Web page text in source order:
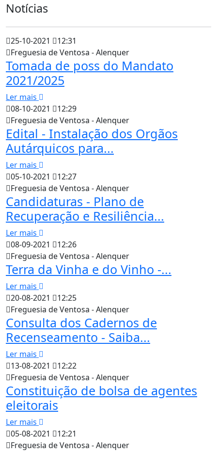
Notícias
25-10-2021
12:31
Freguesia de Ventosa - Alenquer
Tomada de poss do Mandato
2021/2025
Ler mais
08-10-2021
12:29
Freguesia de Ventosa - Alenquer
Edital - Instalação dos Orgãos
Autárquicos para...
Ler mais
05-10-2021
12:27
Freguesia de Ventosa - Alenquer
Candidaturas - Plano de
Recuperação e Resiliência...
Ler mais
08-09-2021
12:26
Freguesia de Ventosa - Alenquer
Terra da Vinha e do Vinho -...
Ler mais
20-08-2021
12:25
Freguesia de Ventosa - Alenquer
Consulta dos Cadernos de
Recenseamento - Saiba...
Ler mais
13-08-2021
12:22
Freguesia de Ventosa - Alenquer
Constituição de bolsa de agentes
eleitorais
Ler mais
05-08-2021
12:21
Freguesia de Ventosa - Alenquer